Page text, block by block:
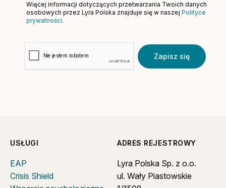
Więcej informacji dotyczących przetwarzania Twoich danych
osobowych przez Lyra Polska znajduje się w naszejPolityce
prywatności.
Zapisz się
USŁUGI
EAP
Crisis Shield
ADRES REJESTROWY
Lyra Polska Sp. z o.o.
ul. Wały Piastowskie